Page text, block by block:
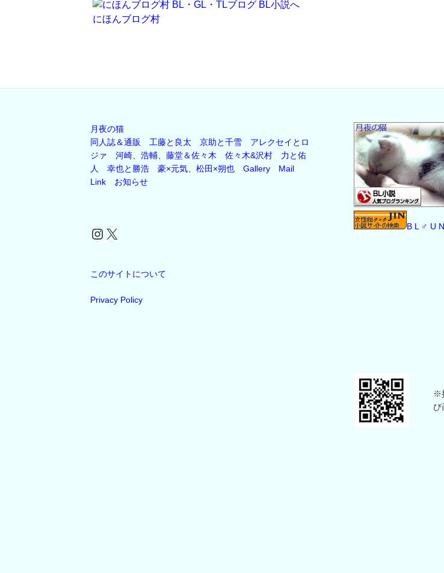
にほんブログ村
月夜の猫
同人誌＆通販
工藤と良太 京助と千雪
アレクセイとロ
ジァ
河崎、浩輔、藤堂＆佐々木 佐々木&沢村
力と佑
人
幸也と勝浩 豪×元気、松田×朔也 Gallery
Mail
Link
お知らせ
Instagram
X
このサイトについて
Privacy Policy
B L ♂ U
※
び